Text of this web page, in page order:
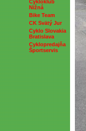
Cykloklub
Nižná
Bike Team
CK Svätý Jur
Cyklo Slovakia
Bratislava
Cyklopredajňa
Športservis